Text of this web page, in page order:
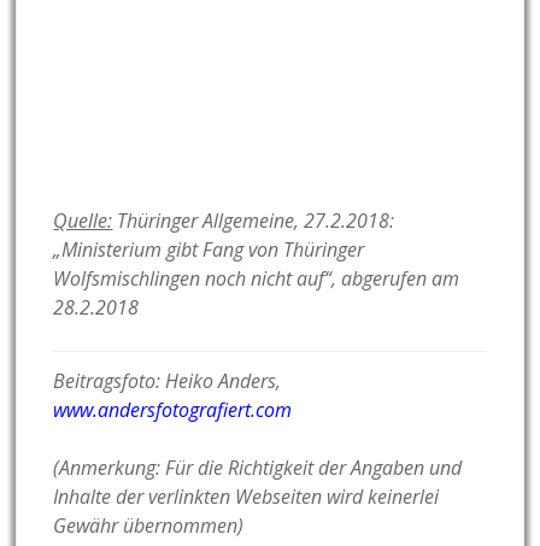
Quelle: Thüringer Allgemeine, 27.2.2018:
„Ministerium gibt Fang von Thüringer
Wolfsmischlingen noch nicht auf“, abgerufen am
28.2.2018
Beitragsfoto: Heiko Anders,
www.andersfotografiert.com
(Anmerkung: Für die Richtigkeit der Angaben und
Inhalte der verlinkten Webseiten wird keinerlei
Gewähr übernommen)